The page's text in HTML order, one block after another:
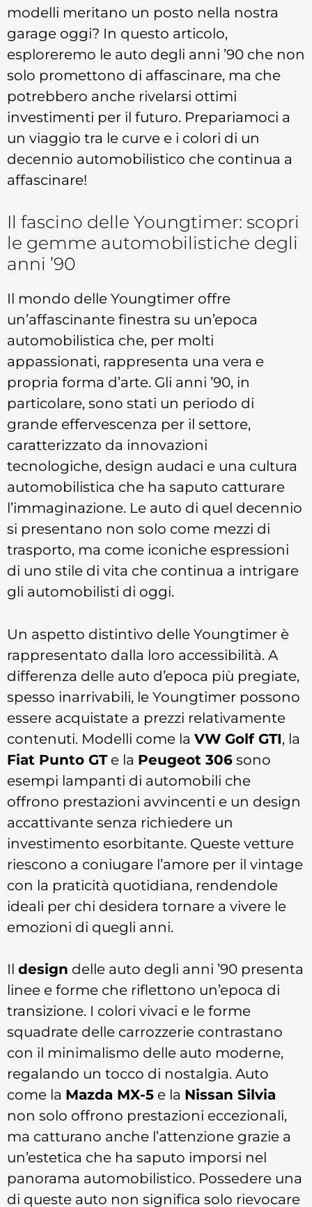
modelli meritano un posto nella nostra
garage oggi? In questo articolo,
esploreremo le auto degli anni ’90 che non
solo promettono di affascinare, ma che
potrebbero anche rivelarsi ottimi
investimenti per il futuro. Prepariamoci a
un viaggio tra le curve e i colori di un
decennio automobilistico che continua a
affascinare!
Il fascino delle Youngtimer: scopri
le gemme automobilistiche degli
anni ’90
Il mondo delle Youngtimer offre
un’affascinante finestra su un’epoca
automobilistica che, per molti
appassionati, rappresenta una vera e
propria forma d’arte. Gli anni ’90, in
particolare, sono stati un periodo di
grande effervescenza per il settore,
caratterizzato da innovazioni
tecnologiche, design audaci e una cultura
automobilistica che ha saputo catturare
l’immaginazione. Le auto di quel decennio
si presentano non solo come mezzi di
trasporto, ma come iconiche espressioni
di uno stile di vita che continua a intrigare
gli automobilisti di oggi.
Un aspetto distintivo delle Youngtimer è
rappresentato dalla loro accessibilità. A
differenza delle auto d’epoca più pregiate,
spesso inarrivabili, le Youngtimer possono
essere acquistate a prezzi relativamente
contenuti. Modelli come la VW Golf GTI, la
Fiat Punto GTe la Peugeot 306 sono
esempi lampanti di automobili che
offrono prestazioni avvincenti e un design
accattivante senza richiedere un
investimento esorbitante. Queste vetture
riescono a coniugare l’amore per il vintage
con la praticità quotidiana, rendendole
ideali per chi desidera tornare a vivere le
emozioni di quegli anni.
Il design delle auto degli anni ’90 presenta
linee e forme che riflettono un’epoca di
transizione. I colori vivaci e le forme
squadrate delle carrozzerie contrastano
con il minimalismo delle auto moderne,
regalando un tocco di nostalgia. Auto
come la Mazda MX-5 e la Nissan Silvia
non solo offrono prestazioni eccezionali,
ma catturano anche l’attenzione grazie a
un’estetica che ha saputo imporsi nel
panorama automobilistico. Possedere una
di queste auto non significa solo rievocare